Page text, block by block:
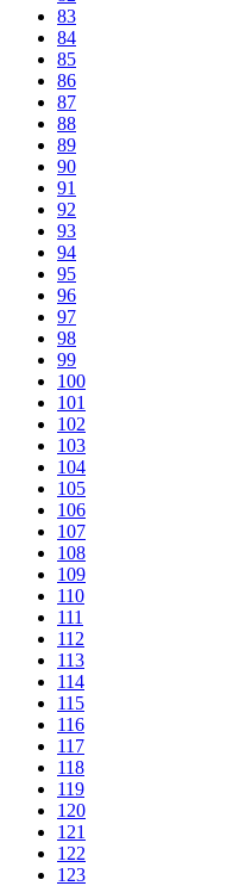
83
84
85
86
87
88
89
90
91
92
93
94
95
96
97
98
99
100
101
102
103
104
105
106
107
108
109
110
111
112
113
114
115
116
117
118
119
120
121
122
123